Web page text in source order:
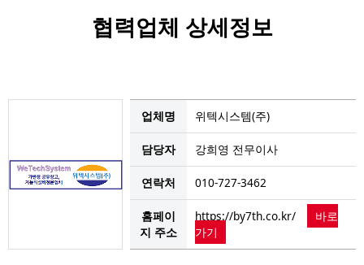
협력업체 상세정보
업체명 위텍시스템(주)
담당자 강희영 전무이사
연락처 010-727-3462
홈페이
지 주소
https://by7th.co.kr/
바로
가기